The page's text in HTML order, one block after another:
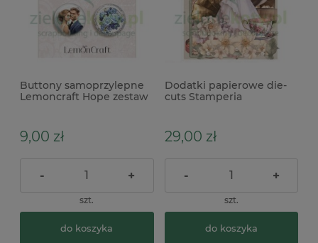
Buttony samoprzylepne
Lemoncraft Hope zestaw
9,00 zł
- +
szt.
do koszyka
Dodatki papierowe die-
cuts Stamperia
samoprzylepne
29,00 zł
- +
szt.
do koszyka